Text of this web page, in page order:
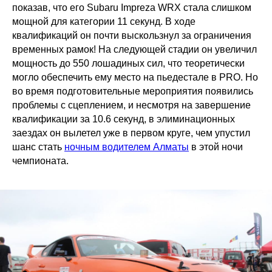
показав, что его Subaru Impreza WRX стала слишком
мощной для категории 11 секунд. В ходе
квалификаций он почти выскользнул за ограничения
временных рамок! На следующей стадии он увеличил
мощность до 550 лошадиных сил, что теоретически
могло обеспечить ему место на пьедестале в PRO. Но
во время подготовительные мероприятия появились
проблемы с сцеплением, и несмотря на завершение
квалификации за 10.6 секунд, в элиминационных
заездах он вылетел уже в первом круге, чем упустил
шанс стать ночным водителем Алматы в этой ночи
чемпионата.